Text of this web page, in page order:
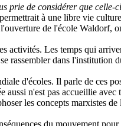
prie de considérer que celle-
à une libre vie
de l'école Waldorf,
activités. Les temps qui
rassembler dans l'institution
d'écoles. Il parle de ces
n'est pas accueillie avec
les concepts marxistes
du mouvement